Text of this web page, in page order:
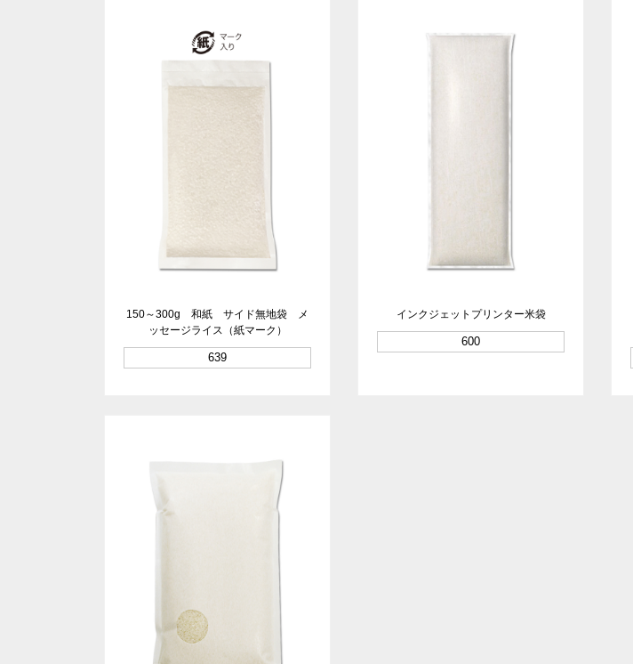
150～300g 和紙 サイド無地袋 メ
ッセージライス（紙マーク）
639
インクジェットプリンター米袋
600